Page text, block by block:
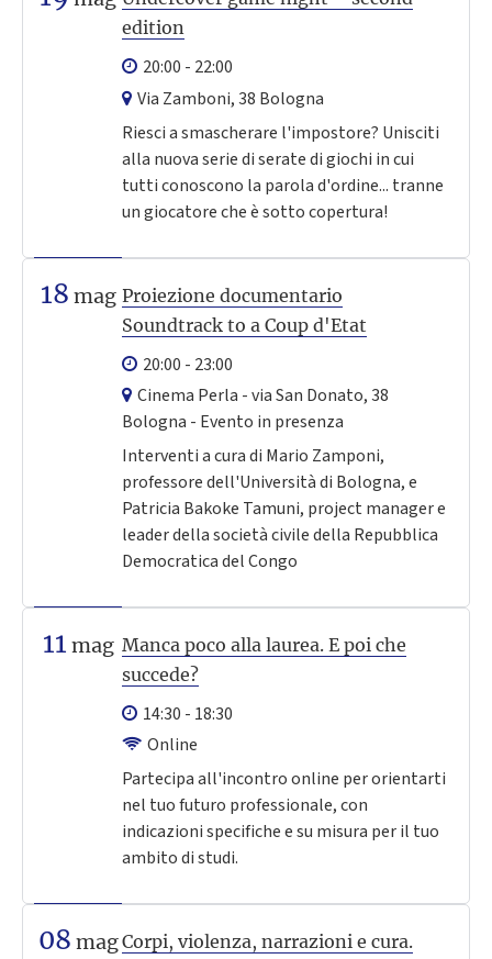
edition
20:00 - 22:00
Via Zamboni, 38 Bologna
Riesci a smascherare l'impostore? Unisciti
alla nuova serie di serate di giochi in cui
tutti conoscono la parola d'ordine... tranne
un giocatore che è sotto copertura!
18 mag Proiezione documentario
Soundtrack to a Coup d'Etat
20:00 - 23:00
Cinema Perla - via San Donato, 38
Bologna - Evento in presenza
Interventi a cura di Mario Zamponi,
professore dell'Università di Bologna, e
Patricia Bakoke Tamuni, project manager e
leader della società civile della Repubblica
Democratica del Congo
11 mag Manca poco alla laurea. E poi che
succede?
14:30 - 18:30
Online
Partecipa all'incontro online per orientarti
nel tuo futuro professionale, con
indicazioni specifiche e su misura per il tuo
ambito di studi.
08 magCorpi, violenza, narrazioni e cura.